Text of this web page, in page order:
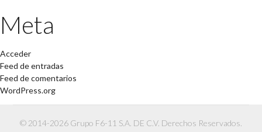
Meta
Acceder
Feed de entradas
Feed de comentarios
WordPress.org
© 2014-2026 Grupo F6-11 S.A. DE C.V. Derechos Reservados.